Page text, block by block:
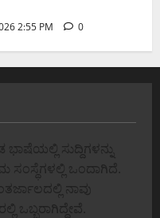
2:55 PM 0
ಸುದ್ದಿಗಳನ್ನು
ಒಂದಾಗಿದೆ.
ನಾವು
ಒಬ್ಬರಾಗಿದ್ದೇವೆ.